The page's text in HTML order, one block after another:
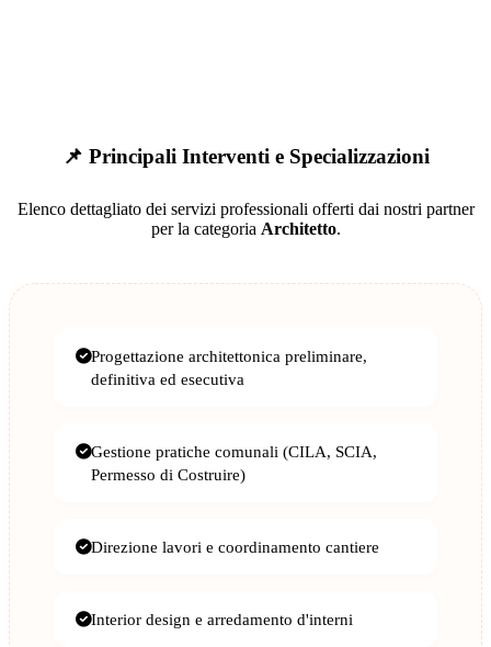
📌 Principali Interventi e Specializzazioni
Elenco dettagliato dei servizi professionali offerti dai nostri partner
per la categoria Architetto.
Progettazione architettonica preliminare,
definitiva ed esecutiva
Gestione pratiche comunali (CILA, SCIA,
Permesso di Costruire)
Direzione lavori e coordinamento cantiere
Interior design e arredamento d'interni